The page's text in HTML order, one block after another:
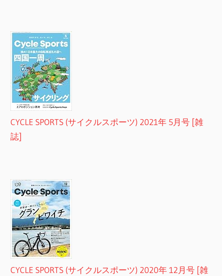
CYCLE SPORTS (サイクルスポーツ) 2021年 5月号 [雑
誌]
CYCLE SPORTS (サイクルスポーツ) 2020年 12月号 [雑